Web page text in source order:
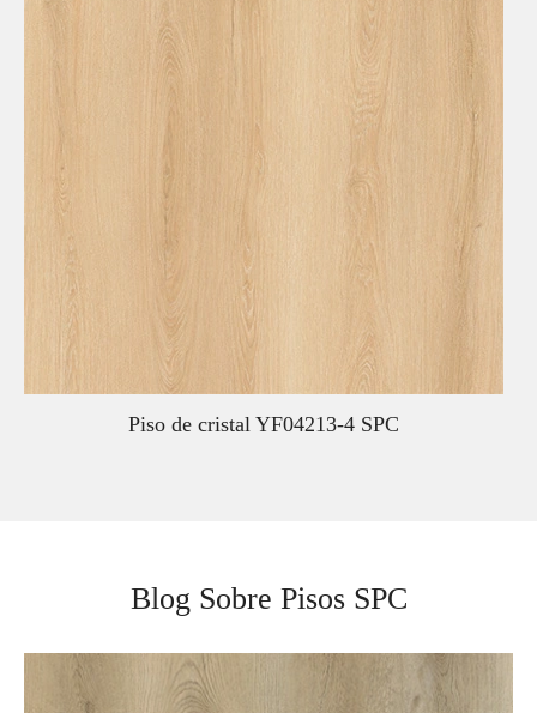
Piso de cristal YF04213-4 SPC
Blog Sobre Pisos SPC